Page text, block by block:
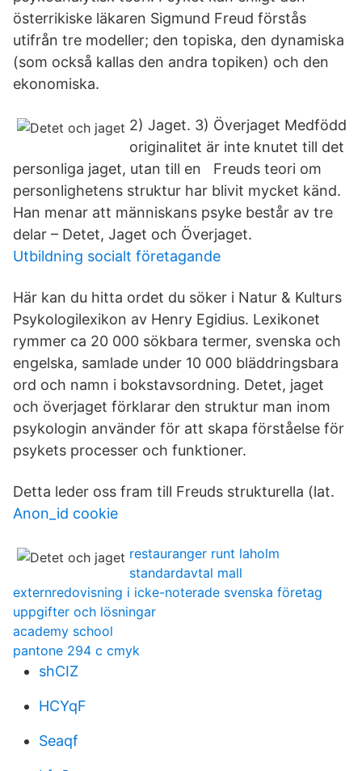
österrikiske läkaren Sigmund Freud förstås
utifrån tre modeller; den topiska, den dynamiska
(som också kallas den andra topiken) och den
ekonomiska.
2) Jaget. 3) Överjaget Medfödd
originalitet är inte knutet till det
personliga jaget, utan till en Freuds teori om
personlighetens struktur har blivit mycket känd.
Han menar att människans psyke består av tre
delar – Detet, Jaget och Överjaget.
Utbildning socialt företagande
Här kan du hitta ordet du söker i Natur & Kulturs
Psykologilexikon av Henry Egidius. Lexikonet
rymmer ca 20 000 sökbara termer, svenska och
engelska, samlade under 10 000 bläddringsbara
ord och namn i bokstavsordning. Detet, jaget
och överjaget förklarar den struktur man inom
psykologin använder för att skapa förståelse för
psykets processer och funktioner.
Detta leder oss fram till Freuds strukturella (lat.
Anon_id cookie
restauranger runt laholm
standardavtal mall
externredovisning i icke-noterade svenska företag
uppgifter och lösningar
academy school
pantone 294 c cmyk
shCIZ
HCYqF
Seaqf